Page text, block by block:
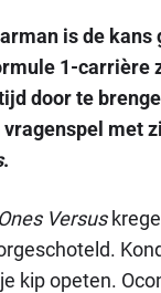
is de kans
1-carrière
door te
met
.
Versus
kip opeten.